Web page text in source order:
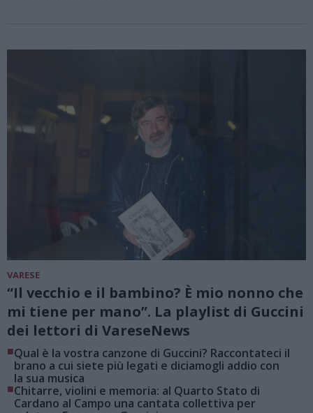
VARESE
“Il vecchio e il bambino? È mio nonno che
mi tiene per mano”. La playlist di Guccini
dei lettori di VareseNews
■Qual è la vostra canzone di Guccini? Raccontateci il
brano a cui siete più legati e diciamogli addio con
la sua musica
■Chitarre, violini e memoria: al Quarto Stato di
Cardano al Campo una cantata collettiva per